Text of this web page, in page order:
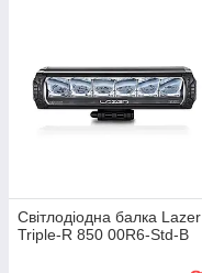
Світлодіодна балка Lazer
Triple-R 850 00R6-Std-B